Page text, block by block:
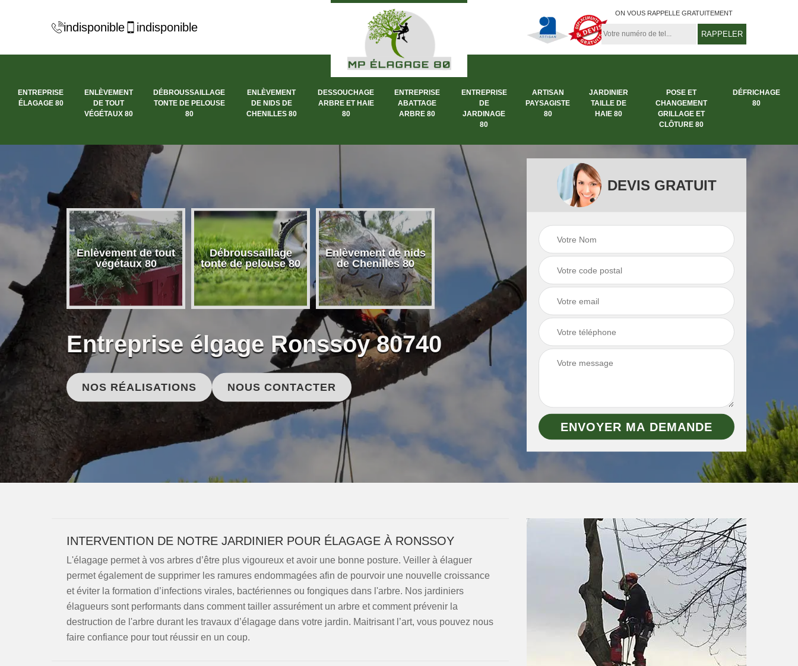
indisponible indisponible
ON VOUS RAPPELLE GRATUITEMENT
ENTREPRISE
ÉLAGAGE 80
ENLÈVEMENT
DE TOUT
VÉGÉTAUX 80
DÉBROUSSAILLAGE
TONTE DE PELOUSE
80
ENLÈVEMENT
DE NIDS DE
CHENILLES 80
DESSOUCHAGE
ARBRE ET HAIE
80
ENTREPRISE
ABATTAGE
ARBRE 80
ENTREPRISE
DE
JARDINAGE
80
ARTISAN
PAYSAGISTE
80
JARDINIER
TAILLE DE
HAIE 80
POSE ET
CHANGEMENT
GRILLAGE ET
CLÔTURE 80
DÉFRICHAGE
80
élagage
Enlèvement de tout
végétaux 80
Débroussaillage
tonte de pelouse 80
Enlèvement de nids
de Chenilles 80
Dessouchage arbre
et haie 80
Entreprise abattage
Entreprise de
jardinage 80
Entreprise élgage Ronssoy 80740
NOS RÉALISATIONS NOUS CONTACTER
DEVIS GRATUIT
INTERVENTION DE NOTRE JARDINIER POUR ÉLAGAGE À RONSSOY
L'élagage permet à vos arbres d’être plus vigoureux et avoir une bonne posture. Veiller à élaguer
permet également de supprimer les ramures endommagées afin de pourvoir une nouvelle croissance
et éviter la formation d’infections virales, bactériennes ou fongiques dans l'arbre. Nos jardiniers
élagueurs sont performants dans comment tailler assurément un arbre et comment prévenir la
destruction de l'arbre durant les travaux d’élagage dans votre jardin. Maitrisant l’art, vous pouvez nous
faire confiance pour tout réussir en un coup.